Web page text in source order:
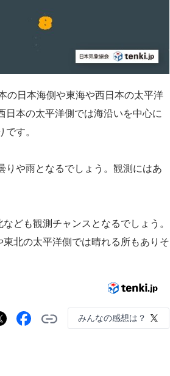
の日本海側や東海や西日本の太平洋
日本の太平洋側では海沿いを中心に
す。
りや雨となるでしょう。観測にはあ
ども観測チャンスとなるでしょう。
北の太平洋側では晴れる所もありそ
みんなの感想は？